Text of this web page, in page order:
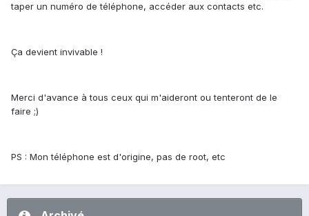
taper un numéro de téléphone, accéder aux contacts etc.
Ça devient invivable !
Merci d'avance à tous ceux qui m'aideront ou tenteront de le
faire ;)
PS : Mon téléphone est d'origine, pas de root, etc